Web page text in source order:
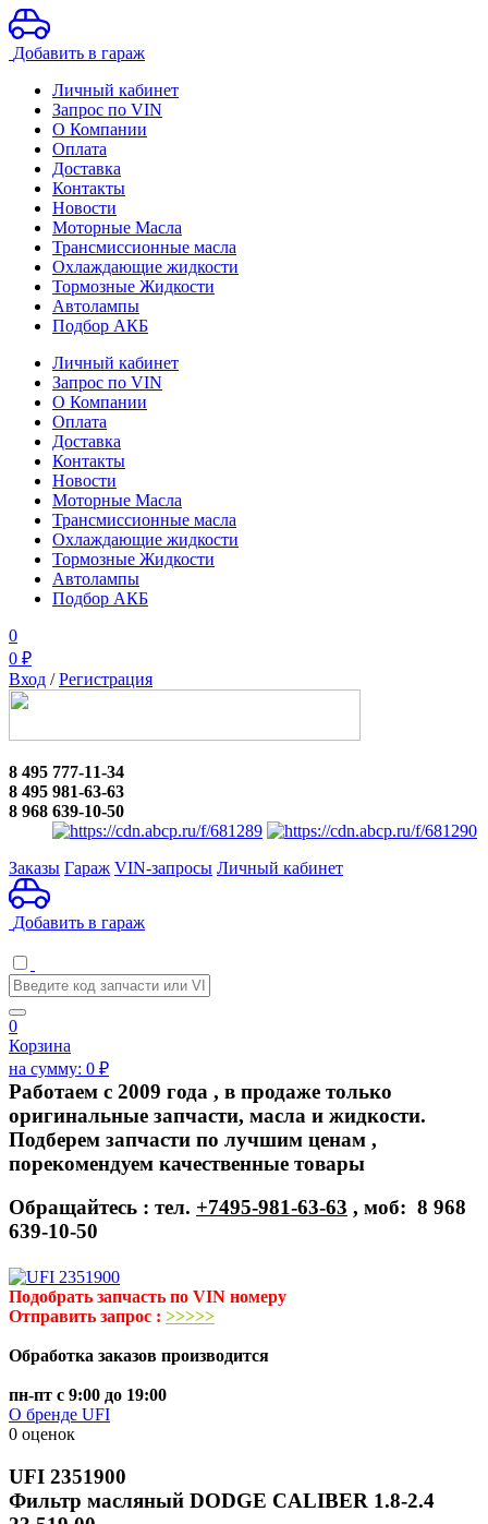
Добавить в гараж
Личный кабинет
Запрос по VIN
О Компании
Оплата
Доставка
Контакты
Новости
Моторные Масла
Трансмиссионные масла
Охлаждающие жидкости
Тормозные Жидкости
Автолампы
Подбор АКБ
Личный кабинет
Запрос по VIN
О Компании
Оплата
Доставка
Контакты
Новости
Моторные Масла
Трансмиссионные масла
Охлаждающие жидкости
Тормозные Жидкости
Автолампы
Подбор АКБ
0
0 ₽
Вход /Регистрация
8 495 777-11-34
8 495 981-63-63
8 968 639-10-50
Заказы Гараж VIN-запросы Личный кабинет
Добавить в гараж
0
Корзина
на сумму: 0 ₽
Работаем с 2009 года , в продаже только
оригинальные запчасти, масла и жидкости.
Подберем запчасти по лучшим ценам ,
порекомендуем качественные товары
Обращайтесь : тел. +7495-981-63-63 , моб: 8 968
639-10-50
Подобрать запчасть по VIN номеру
Отправить запрос : >>>>>
Обработка заказов производится
пн-пт с 9:00 до 19:00
О бренде UFI
0 оценок
UFI 2351900
Фильтр масляный DODGE CALIBER 1.8-2.4